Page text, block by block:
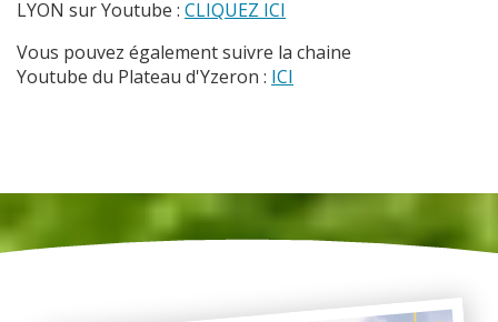
LYON sur Youtube : CLIQUEZ ICI
Vous pouvez également suivre la chaine
Youtube du Plateau d'Yzeron : ICI